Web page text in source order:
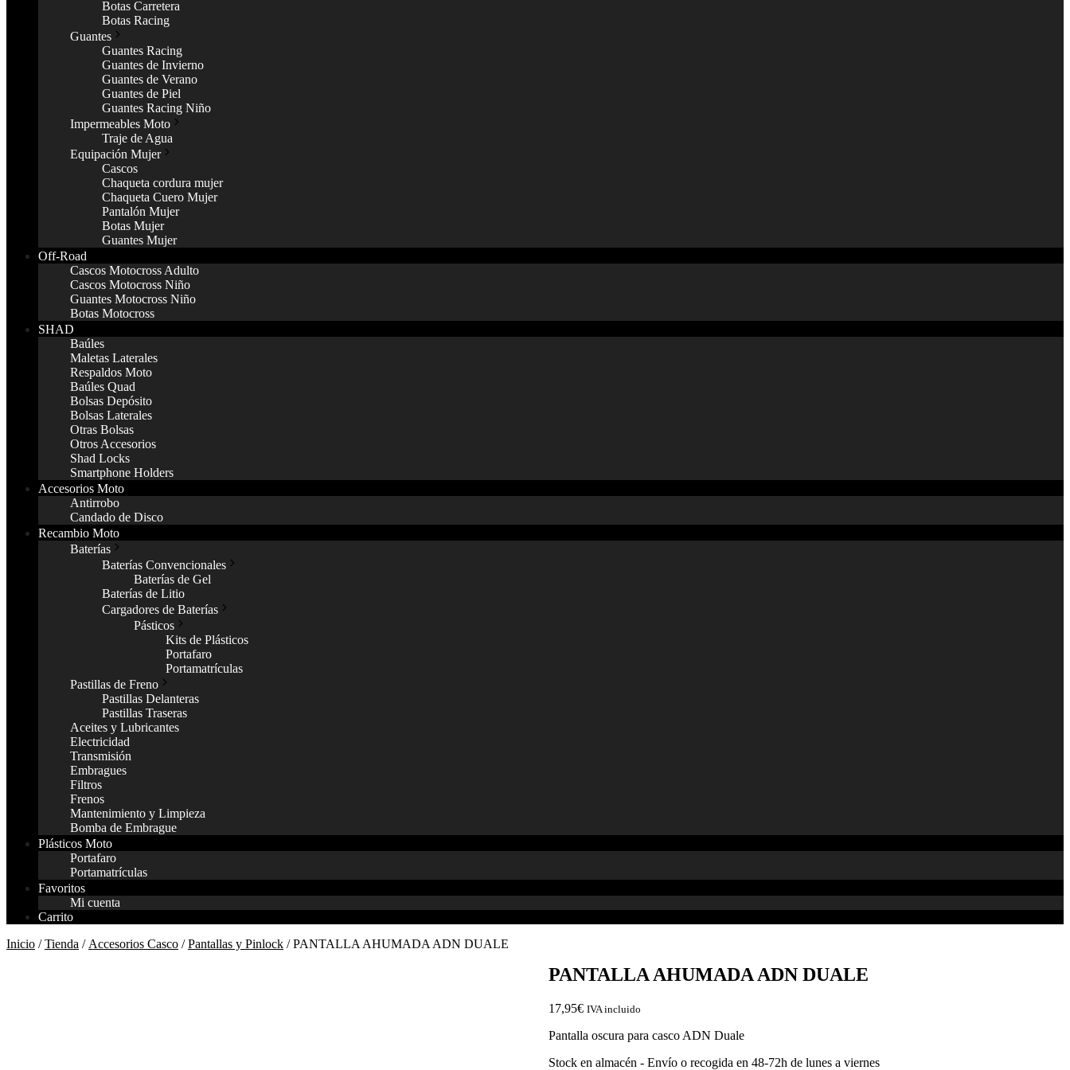
Botas Carretera
Botas Racing
Guantes
Guantes Racing
Guantes de Invierno
Guantes de Verano
Guantes de Piel
Guantes Racing Niño
Impermeables Moto
Traje de Agua
Equipación Mujer
Cascos
Chaqueta cordura mujer
Chaqueta Cuero Mujer
Pantalón Mujer
Botas Mujer
Guantes Mujer
Off-Road
Cascos Motocross Adulto
Cascos Motocross Niño
Guantes Motocross Niño
Botas Motocross
SHAD
Baúles
Maletas Laterales
Respaldos Moto
Baúles Quad
Bolsas Depósito
Bolsas Laterales
Otras Bolsas
Otros Accesorios
Shad Locks
Smartphone Holders
Accesorios Moto
Antirrobo
Candado de Disco
Recambio Moto
Baterías
Baterías Convencionales
Baterías de Gel
Baterías de Litio
Cargadores de Baterías
Pásticos
Kits de Plásticos
Portafaro
Portamatrículas
Pastillas de Freno
Pastillas Delanteras
Pastillas Traseras
Aceites y Lubricantes
Electricidad
Transmisión
Embragues
Filtros
Frenos
Mantenimiento y Limpieza
Bomba de Embrague
Plásticos Moto
Portafaro
Portamatrículas
Favoritos
Mi cuenta
Carrito
Inicio /Tienda / Accesorios Casco /Pantallas y Pinlock / PANTALLA AHUMADA ADN DUALE
PANTALLA AHUMADA ADN DUALE
17,95€ IVA incluido
Pantalla oscura para casco ADN Duale
Stock en almacén - Envío o recogida en 48-72h de lunes a viernes